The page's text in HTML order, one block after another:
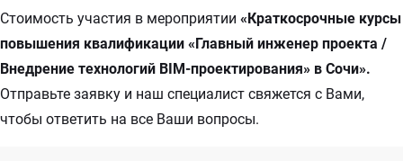
Стоимость участия в мероприятии «Краткосрочные курсы
повышения квалификации «Главный инженер проекта /
Внедрение технологий BIM-проектирования» в Сочи».
Отправьте заявку и наш специалист свяжется с Вами,
чтобы ответить на все Ваши вопросы.